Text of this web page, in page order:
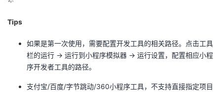
Tips
如果是第一次使用，需要配置开发工具的相关路径。点击工具
栏的运行 -> 运行到小程序模拟器 -> 运行设置，配置相应小程
序开发者工具的路径。
支付宝/百度/字节跳动/360小程序工具，不支持直接指定项目